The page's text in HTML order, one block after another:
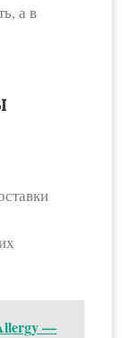
а в
—